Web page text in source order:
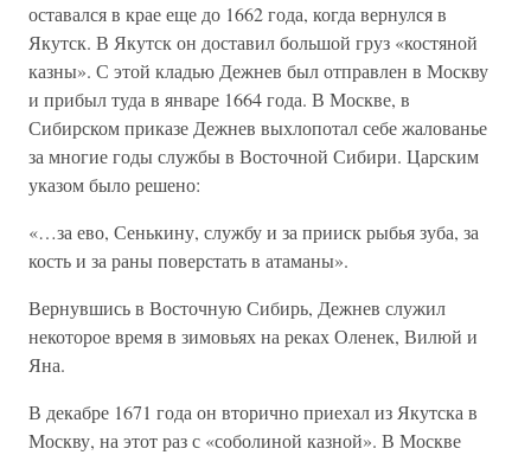
оставался в крае еще до 1662 года, когда вернулся в
Якутск. В Якутск он доставил большой груз «костяной
казны». С этой кладью Дежнев был отправлен в Москву
и прибыл туда в январе 1664 года. В Москве, в
Сибирском приказе Дежнев выхлопотал себе жалованье
за многие годы службы в Восточной Сибири. Царским
указом было решено:
«…за ево, Сенькину, службу и за прииск рыбья зуба, за
кость и за раны поверстать в атаманы».
Вернувшись в Восточную Сибирь, Дежнев служил
некоторое время в зимовьях на реках Оленек, Вилюй и
Яна.
В декабре 1671 года он вторично приехал из Якутска в
Москву, на этот раз с «соболиной казной». В Москве